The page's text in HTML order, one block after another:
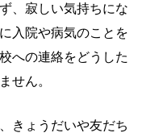
、寂しい気持ちにな
入院や病気のことを
への連絡をどうした
せん。
きょうだいや友だち